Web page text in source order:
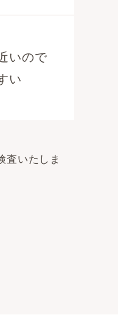
いので
い
査いたしま